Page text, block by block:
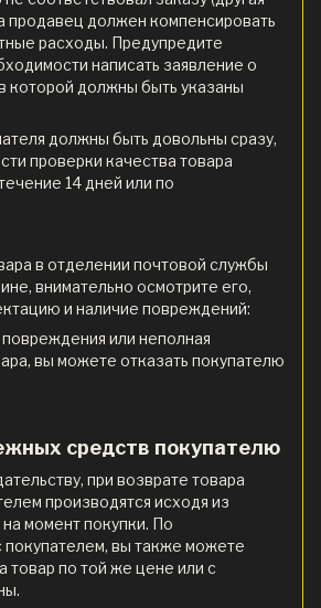
продавец должен компенсировать
расходы. Предупредите
написать заявление о
которой должны быть указаны
должны быть довольны сразу,
проверки качества товара
14 дней или по
в отделении почтовой службы
внимательно осмотрите его,
и наличие повреждений:
или неполная
вы можете отказать покупателю
средств покупателю
при возврате товара
производятся исходя из
момент покупки. По
покупателем, вы также можете
товар по той же цене или с